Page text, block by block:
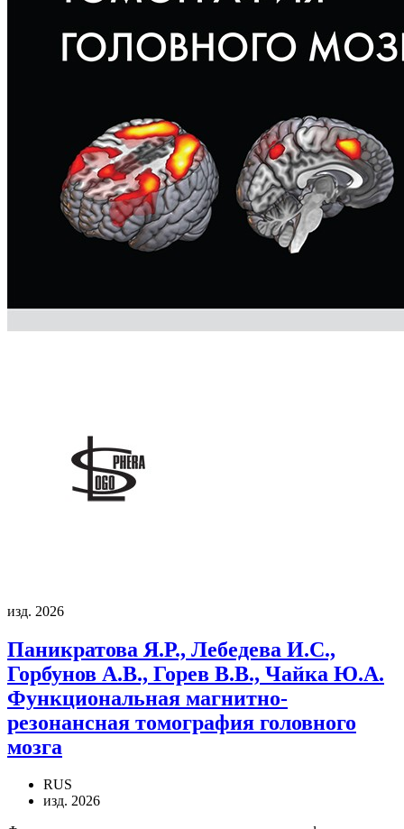
изд. 2026
Паникратова Я.Р., Лебедева И.С.,
Горбунов А.В., Горев В.В., Чайка Ю.А.
Функциональная магнитно-
резонансная томография головного
мозга
RUS
изд. 2026